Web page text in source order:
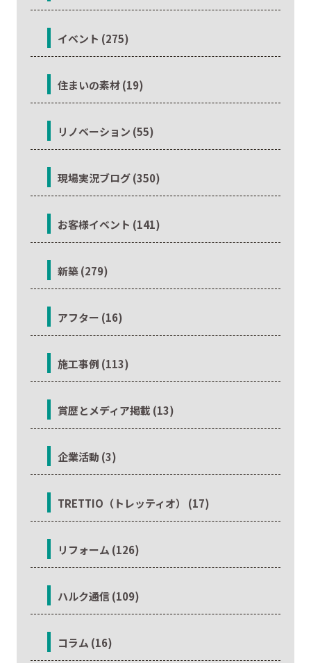
イベント (275)
住まいの素材 (19)
リノベーション (55)
現場実況ブログ (350)
お客様イベント (141)
新築 (279)
アフター (16)
施工事例 (113)
賞歴とメディア掲載 (13)
企業活動 (3)
TRETTIO（トレッティオ） (17)
リフォーム (126)
ハルク通信 (109)
コラム (16)